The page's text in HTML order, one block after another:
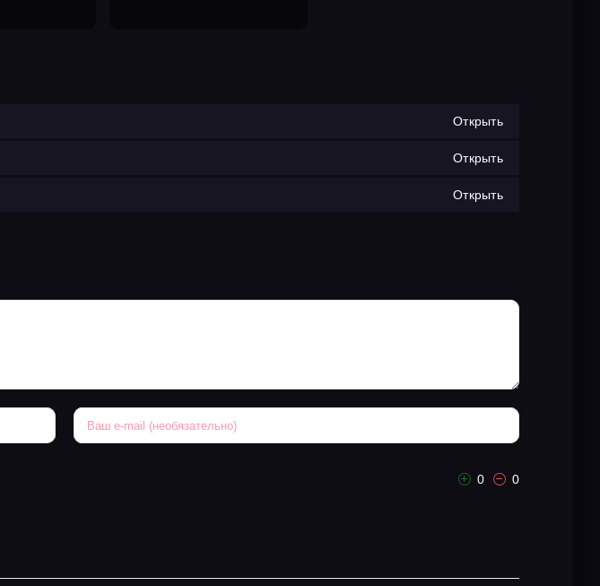
Открыть
Открыть
Открыть
0 0